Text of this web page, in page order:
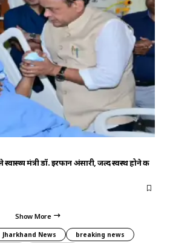
मंत्री डॉ. इरफान अंसारी, जल्द स्वस्थ होने की
Show More
Jharkhand News
breaking news